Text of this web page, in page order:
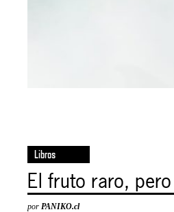
Libros
El fruto raro,
porPANIKO.cl